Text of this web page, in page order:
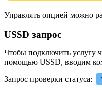
Управлять опцией можно
USSD запрос
Чтобы подключить услугу
помощью USSD, вводим
Запрос проверки статуса: